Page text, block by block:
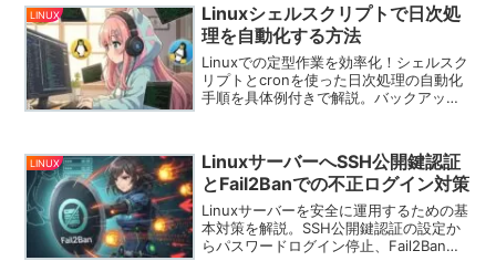
LINUX
Linuxシェルスクリプトで日次処
理を自動化する方法
Linuxでの定型作業を効率化！シェルスク
リプトとcronを使った日次処理の自動化
手順を具体例付きで解説。バックアップ
LINUX
LinuxサーバーへSSH公開鍵認証
とFail2Banでの不正ログイン対策
Linuxサーバーを安全に運用するための基
本対策を解説。SSH公開鍵認証の設定か
らパスワードログイン停止、Fail2Banに